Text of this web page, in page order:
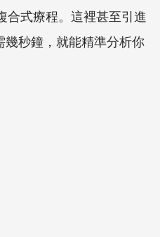
合式療程。這裡甚至引進
秒鐘，就能精準分析你